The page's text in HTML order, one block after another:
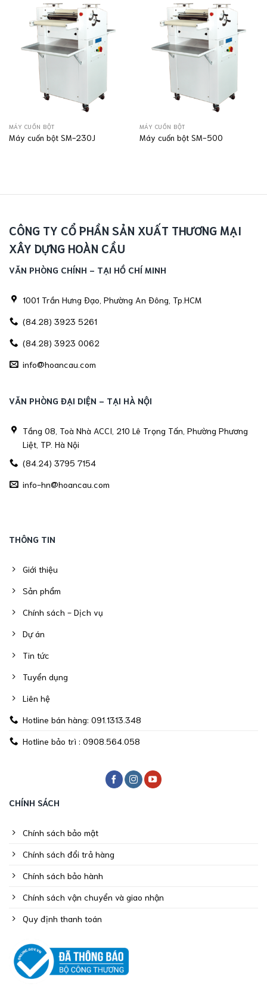
MÁY CUỐN BỘT
Máy cuốn bột SM-230J
MÁY CUỐN BỘT
Máy cuốn bột SM-500
CÔNG TY CỔ PHẦN SẢN XUẤT THƯƠNG MẠI
XÂY DỰNG HOÀN CẦU
VĂN PHÒNG CHÍNH - TẠI HỒ CHÍ MINH
1001 Trần Hưng Đạo, Phường An Đông, Tp.HCM
(84.28) 3923 5261
(84.28) 3923 0062
info@hoancau.com
VĂN PHÒNG ĐẠI DIỆN - TẠI HÀ NỘI
Tầng 08, Toà Nhà ACCI, 210 Lê Trọng Tấn, Phường Phương
Liệt, TP. Hà Nội
(84.24) 3795 7154
info-hn@hoancau.com
THÔNG TIN
Giới thiệu
Sản phẩm
Chính sách - Dịch vụ
Dự án
Tin tức
Tuyển dụng
Liên hệ
Hotline bán hàng: 091.1313.348
Hotline bảo trì : 0908.564.058
CHÍNH SÁCH
Chính sách bảo mật
Chính sách đổi trả hàng
Chính sách bảo hành
Chính sách vận chuyển và giao nhận
Quy định thanh toán